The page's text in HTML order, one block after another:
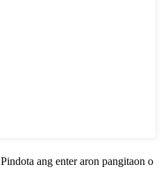
Pindota ang enter aron pangitaon o